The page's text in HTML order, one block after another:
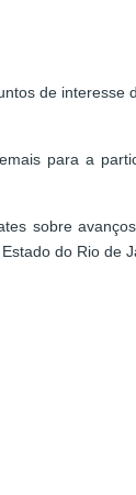
de interesse
para a
sobre
do Rio de